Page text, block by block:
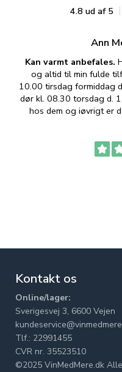
4.8 ud af 5
Ann
Kan varmt anbefales.
og altid til min fulde
10.00 tirsdag formiddag
dør kl. 08.30 torsdag d.
hos dem og iøvrigt er
Kontakt os
Online/lager:
Sverigesvej 3, 6600 Vejen
Tlf.: 22991455
CVR nr. 35523510
©2025 VinMedMere.dk Alle